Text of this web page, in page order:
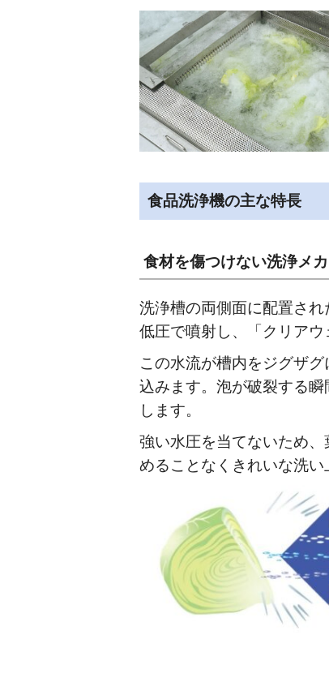
食品洗浄機の主な特長
食材を傷つけない洗浄メ
洗浄槽の両側面に配置さ
低圧で噴射し、「クリアウ
この水流が槽内をジグザ
込みます。泡が破裂する
します。
強い水圧を当てないため
めることなくきれいな洗い